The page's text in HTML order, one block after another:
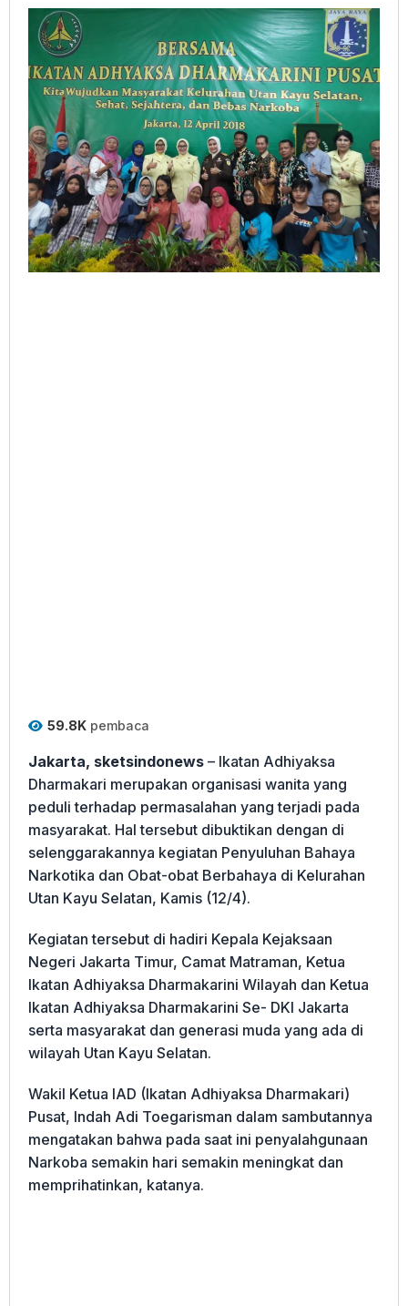
59.8K pembaca
Jakarta, sketsindonews – Ikatan Adhiyaksa
Dharmakari merupakan organisasi wanita yang
peduli terhadap permasalahan yang terjadi pada
masyarakat. Hal tersebut dibuktikan dengan di
selenggarakannya kegiatan Penyuluhan Bahaya
Narkotika dan Obat-obat Berbahaya di Kelurahan
Utan Kayu Selatan, Kamis (12/4).
Kegiatan tersebut di hadiri Kepala Kejaksaan
Negeri Jakarta Timur, Camat Matraman, Ketua
Ikatan Adhiyaksa Dharmakarini Wilayah dan Ketua
Ikatan Adhiyaksa Dharmakarini Se- DKI Jakarta
serta masyarakat dan generasi muda yang ada di
wilayah Utan Kayu Selatan.
Wakil Ketua IAD (Ikatan Adhiyaksa Dharmakari)
Pusat, Indah Adi Toegarisman dalam sambutannya
mengatakan bahwa pada saat ini penyalahgunaan
Narkoba semakin hari semakin meningkat dan
memprihatinkan, katanya.